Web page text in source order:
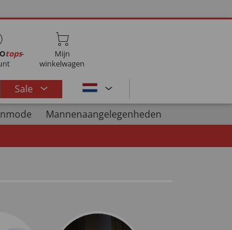
tops-
Mijn
winkelwagen
Sale
Mannenaangelegenheden